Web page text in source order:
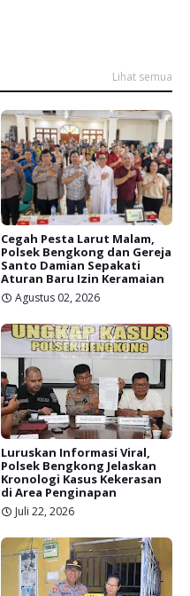
Lihat semua
Cegah Pesta Larut Malam,
Polsek Bengkong dan Gereja
Santo Damian Sepakati
Aturan Baru Izin Keramaian
Agustus 02, 2026
Luruskan Informasi Viral,
Polsek Bengkong Jelaskan
Kronologi Kasus Kekerasan
di Area Penginapan
Juli 22, 2026